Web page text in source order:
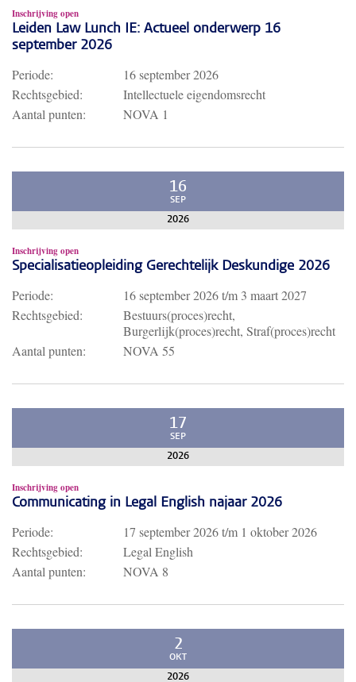
Inschrijving open
Leiden Law Lunch IE: Actueel onderwerp 16
september 2026
Periode:
16 september 2026
Rechtsgebied:
Intellectuele eigendomsrecht
Aantal punten:
NOVA 1
16
SEP
2026
Inschrijving open
Specialisatieopleiding Gerechtelijk Deskundige 2026
Periode: 16 september 2026t/m 3 maart 2027
Rechtsgebied:
Bestuurs(proces)recht,
Burgerlijk(proces)recht, Straf(proces)recht
Aantal punten:
NOVA 55
17
SEP
2026
Inschrijving open
Communicating in Legal English najaar 2026
Periode: 17 september 2026t/m 1 oktober 2026
Rechtsgebied:
Legal English
Aantal punten:
NOVA 8
2
OKT
2026